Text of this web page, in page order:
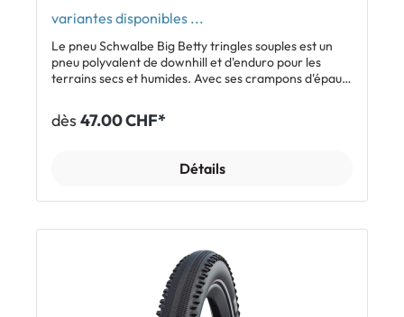
variantes disponibles ...
Le pneu Schwalbe Big Betty tringles souples est un
pneu polyvalent de downhill et d'enduro pour les
terrains secs et humides. Avec ses crampons d'épaule
d'un grip exceptionnel dans les courbes. Ses longues
arêtes robustes offrent une performance de
comme pneu arrière en combinaison avec le
Excellente évacuation de la boue Tubeless Easy
Compatible e-bike 50 Inclus: 1 x pneu Schwalbe Big
Afficher tous les modèles Schwalbe Magic Mary
dès 47.00 CHF*
Détails